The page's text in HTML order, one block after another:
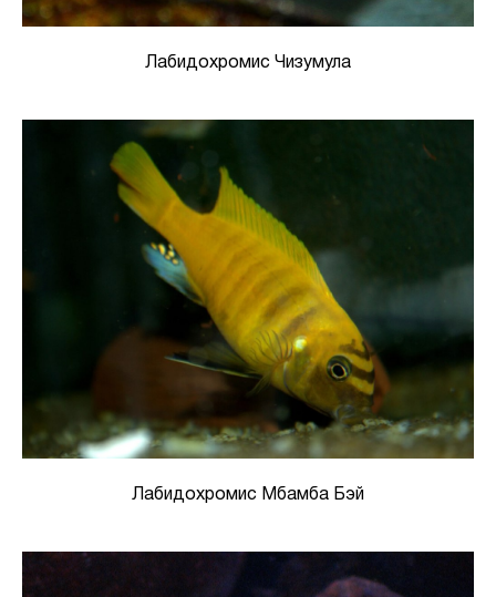
Лабидохромис Чизумула
Лабидохромис Мбамба Бэй